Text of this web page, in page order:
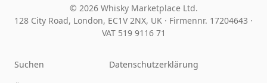
© 2026 Whisky Marketplace Ltd.
128 City Road, London, EC1V 2NX, UK · Firmennr. 17204643 ·
VAT 519 9116 71
Suchen
Datenschutzerklärung